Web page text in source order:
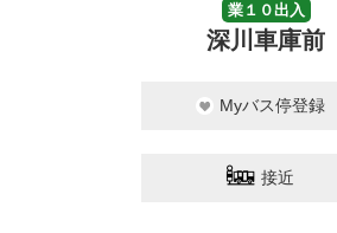
業１０出入
深川車庫前
Myバス停登録
接近